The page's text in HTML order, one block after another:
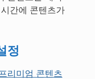
간에 콘텐츠가
정
리미엄 콘텐츠